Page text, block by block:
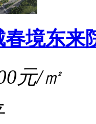
春境东来
元/㎡